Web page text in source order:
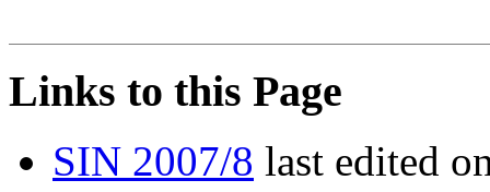
Links to this Page
SIN 2007/8 last edited